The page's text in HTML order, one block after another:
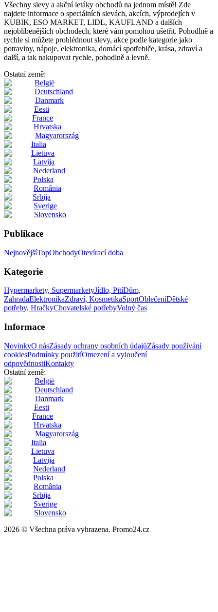
Všechny slevy a akční letáky obchodů na jednom místě! Zde
najdete informace o speciálních slevách, akcích, výprodejích v
KUBIK, ESO MARKET, LIDL, KAUFLAND a dalších
nejoblíbenějších obchodech, které vám pomohou ušetřit. Pohodlně a
rychle si můžete prohlédnout slevy, akce podle kategorie jako
potraviny, nápoje, elektronika, domácí spotřebiče, krása, zdraví a
další, a tak nakupovat rychle, pohodlně a levně.
Ostatní země:
België
Deutschland
Danmark
Eesti
France
Hrvatska
Magyarország
Italia
Lietuva
Latvija
Nederland
Polska
România
Srbija
Sverige
Slovensko
Publikace
NejnovějšíTopObchodyOtevírací doba
Kategorie
Hypermarkety, SupermarketyJídlo, PitíDům,
ZahradaElektronikaZdraví, KosmetikaSportOblečeníDětské
potřeby, HračkyChovatelské potřebyVolný čas
Informace
NovinkyO násZásady ochrany osobních údajůZásady používání
cookiesPodmínky použitíOmezení a vyloučení
odpovědnostiKontakty
Ostatní země:
België
Deutschland
Danmark
Eesti
France
Hrvatska
Magyarország
Italia
Lietuva
Latvija
Nederland
Polska
România
Srbija
Sverige
Slovensko
2026 © Všechna práva vyhrazena. Promo24.cz